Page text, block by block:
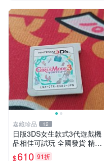
嘉藏珍品 12
日版3DS女生款式3代遊戲機
品相佳可試玩 全國發貨 精選
遊戲機 3DS 女生款 測試機
$610 91折